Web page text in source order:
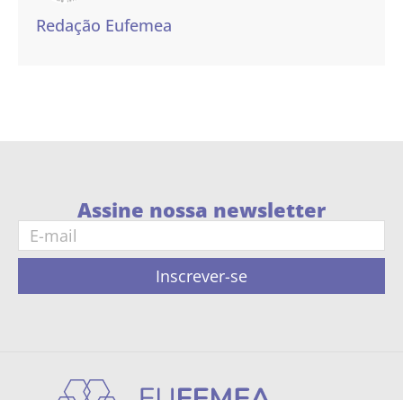
Redação Eufemea
Assine nossa newsletter
Inscrever-se